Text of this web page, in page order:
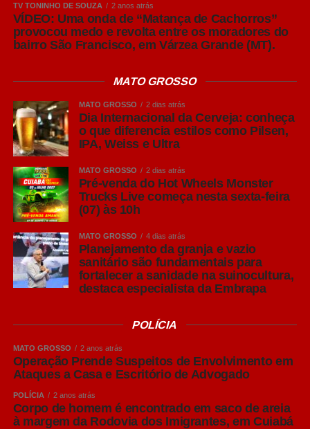
Sua principal característica é o equilíbrio entre
refrescância, leve amargor e notas suaves de malte,
tornando-a extremamente versátil. Por apresentar um
hambúrgueres, sanduíches, petiscos, carnes brancas e
frutos do mar, sem se sobrepor aos sabores dos
alimentos.
Leia Também: Moradores de
Nobres podem se cadastrar para
obter escrituras de imóveis
A verdadeira Pilsen (em português, Pils em alemão) tem
sua origem na República Tcheca no século XIX.
Reconhecida pela alta lupulagem, que lhe confere um
amargor acentuado, a cerveja pilsen ganhou notoriedade
por ser, à época, uma cerveja clara.
Puro Malte: mais destaque para o malte
uma classificação relacionada aos ingredientes utilizados
na produção, o termo se tornou bastante conhecido entre
Produzidas exclusivamente com malte de cevada, água,
TV TONINHO DE SOUZA 2 anos atrás
VÍDEO: Uma onda de “Matança de Cachorros”
provocou medo e revolta entre os moradores do
bairro São Francisco, em Várzea Grande (MT).
MATO GROSSO
MATO GROSSO 2 dias atrás
Dia Internacional da Cerveja: conheça
o que diferencia estilos como Pilsen,
IPA, Weiss e Ultra
MATO GROSSO 2 dias atrás
Pré-venda do Hot Wheels Monster
Trucks Live começa nesta sexta-feira
(07) às 10h
MATO GROSSO 4 dias atrás
Planejamento da granja e vazio
sanitário são fundamentais para
fortalecer a sanidade na suinocultura,
destaca especialista da Embrapa
POLÍCIA
MATO GROSSO 2 anos atrás
Operação Prende Suspeitos de Envolvimento em
Ataques a Casa e Escritório de Advogado
POLÍCIA 2 anos atrás
Corpo de homem é encontrado em saco de areia
à margem da Rodovia dos Imigrantes, em Cuiabá